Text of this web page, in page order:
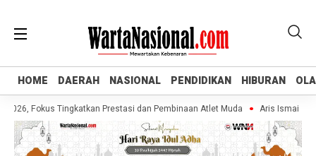
HOME DAERAH NASIONAL PENDIDIKAN HIBURAN
HOME DAERAH NASIONAL PENDIDIKAN HIBURAN
Fokus Tingkatkan Prestasi dan Pembinaan Atlet Muda Aris Ismail